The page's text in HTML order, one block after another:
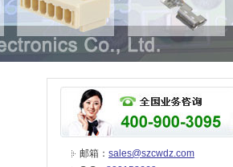
邮箱： sales@szcwdz.com